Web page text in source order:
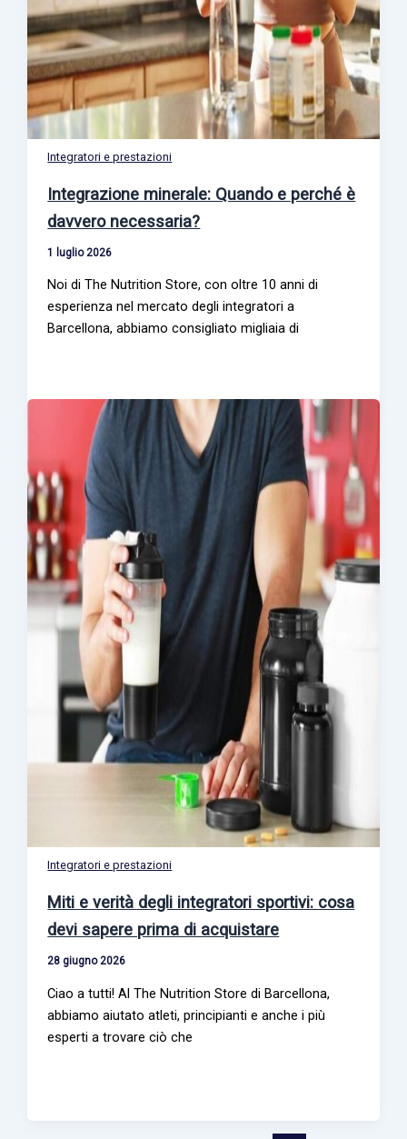
Integratori e prestazioni
Integrazione minerale: Quando e perché è
davvero necessaria?
1 luglio 2026
Noi di The Nutrition Store, con oltre 10 anni di
esperienza nel mercato degli integratori a
Barcellona, abbiamo consigliato migliaia di
Integratori e prestazioni
Miti e verità degli integratori sportivi: cosa
devi sapere prima di acquistare
28 giugno 2026
Ciao a tutti! Al The Nutrition Store di Barcellona,
abbiamo aiutato atleti, principianti e anche i più
esperti a trovare ciò che